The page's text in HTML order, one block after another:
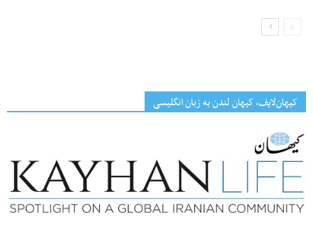
کیهان‌لایف، کیهان لندن به زبان انگلیسی